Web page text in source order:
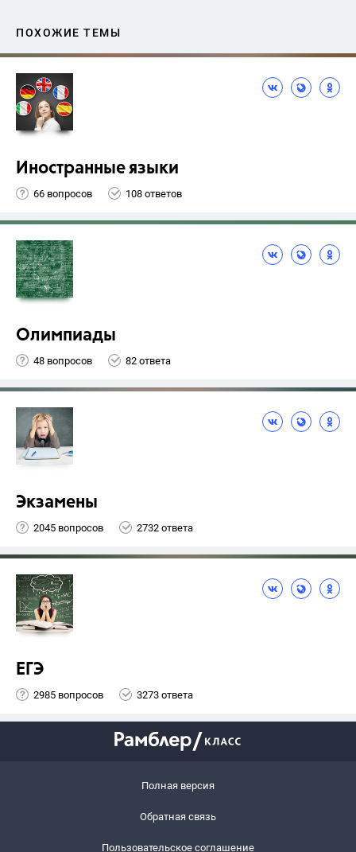
ПОХОЖИЕ ТЕМЫ
Иностранные языки
66 вопросов 108 ответов
Олимпиады
48 вопросов 82 ответа
Экзамены
2045 вопросов 2732 ответа
ЕГЭ
2985 вопросов 3273 ответа
Полная версия
Обратная связь
Пользовательское соглашение